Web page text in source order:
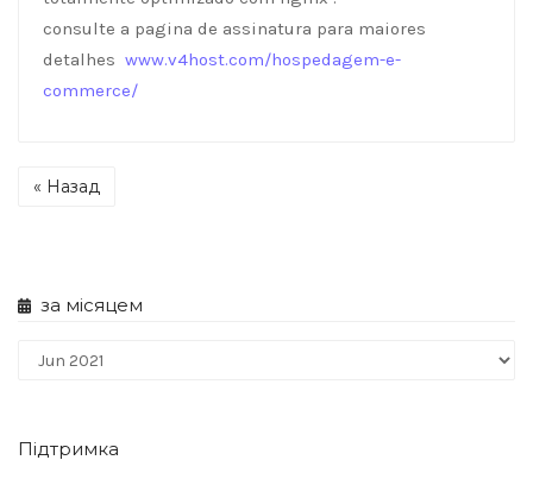
за місяцем
Підтримка
consulte a pagina de assinatura para maiores
detalhes www.v4host.com/hospedagem-e-
commerce/
« Назад